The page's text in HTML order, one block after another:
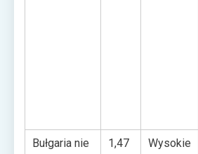
Bułgaria nie
1,47 Wysokie